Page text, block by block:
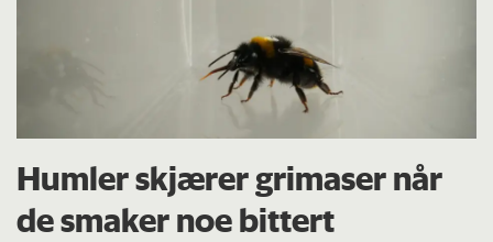
Humler skjærer grimaser når
de smaker noe bittert